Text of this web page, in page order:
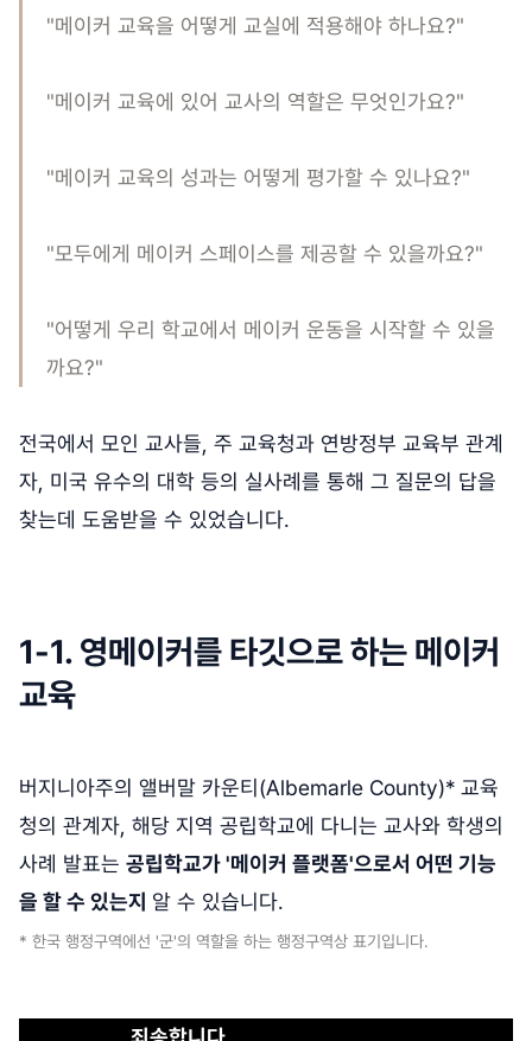
"메이커 교육을 어떻게 교실에 적용해야 하나요?"
"메이커 교육에 있어 교사의 역할은 무엇인가요?"
"메이커 교육의 성과는 어떻게 평가할 수 있나요?"
"모두에게 메이커 스페이스를 제공할 수 있을까요?"
"어떻게 우리 학교에서 메이커 운동을 시작할 수 있을
까요?"
전국에서 모인 교사들, 주 교육청과 연방정부 교육부 관계
자, 미국 유수의 대학 등의 실사례를 통해 그 질문의 답을
찾는데 도움받을 수 있었습니다.
1-1. 영메이커를 타깃으로 하는 메이커
교육
버지니아주의 앨버말 카운티(Albemarle County)* 교육
청의 관계자, 해당 지역 공립학교에 다니는 교사와 학생의
사례 발표는 공립학교가 '메이커 플랫폼'으로서 어떤 기능
을 할 수 있는지 알 수 있습니다.
* 한국 행정구역에선 '군'의 역할을 하는 행정구역상 표기입니다.